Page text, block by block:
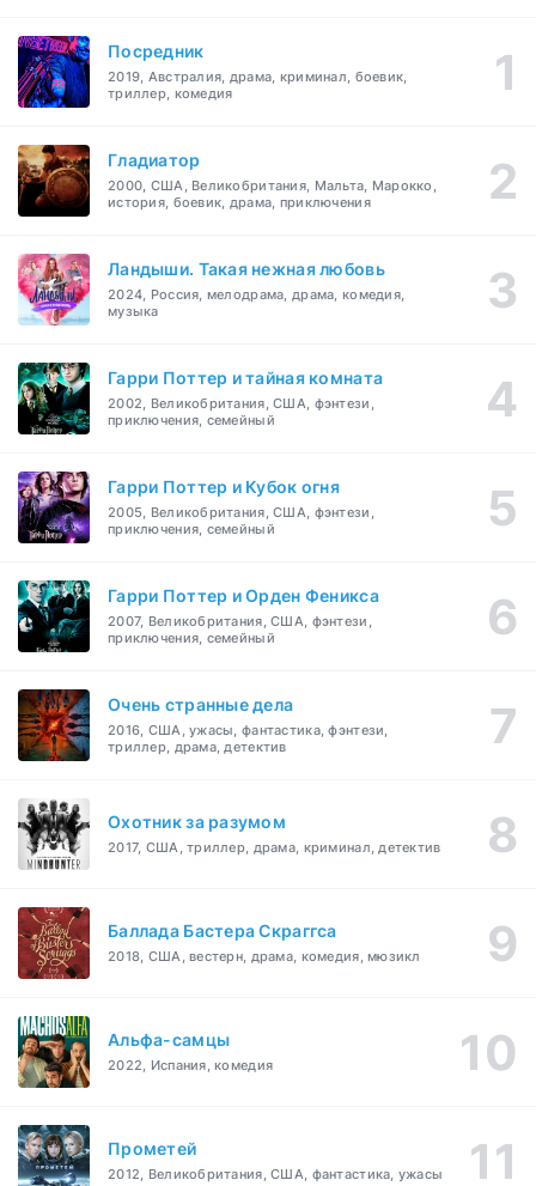
Посредник
2019, Австралия, драма, криминал, боевик,
триллер, комедия
Гладиатор
2000, США, Великобритания, Мальта, Марокко,
история, боевик, драма, приключения
Ландыши. Такая нежная любовь
2024, Россия, мелодрама, драма, комедия,
музыка
Гарри Поттер и тайная комната
2002, Великобритания, США, фэнтези,
приключения, семейный
Гарри Поттер и Кубок огня
2005, Великобритания, США, фэнтези,
приключения, семейный
Гарри Поттер и Орден Феникса
2007, Великобритания, США, фэнтези,
приключения, семейный
Очень странные дела
2016, США, ужасы, фантастика, фэнтези,
триллер, драма, детектив
Охотник за разумом
2017, США, триллер, драма, криминал, детектив
Баллада Бастера Скраггса
2018, США, вестерн, драма, комедия, мюзикл
Альфа-самцы
2022, Испания, комедия
Прометей
2012, Великобритания, США, фантастика, ужасы